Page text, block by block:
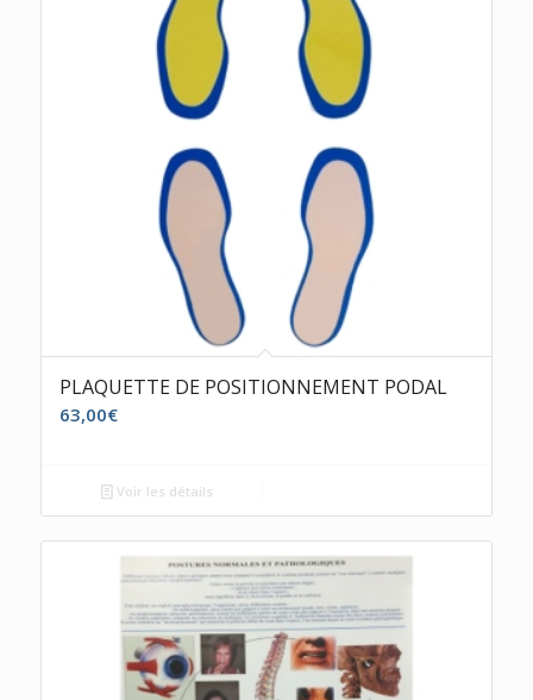
PLAQUETTE DE POSITIONNEMENT PODAL
63,00€
Voir les détails